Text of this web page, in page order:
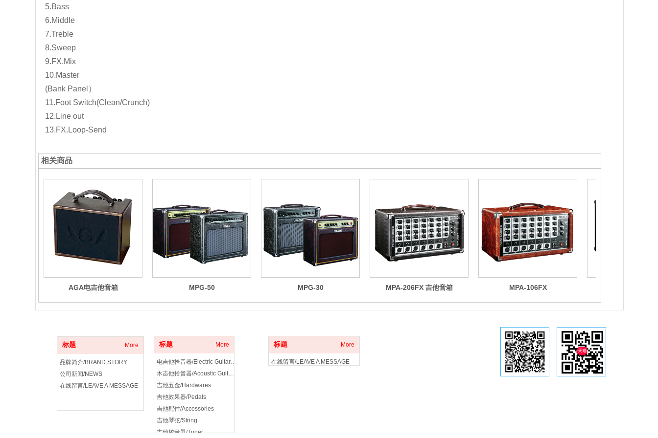
5.Bass
6.Middle
7.Treble
8.Sweep
9.FX.Mix
10.Master
(Bank Panel）
11.Foot Switch(Clean/Crunch)
12.Line out
13.FX.Loop-Send
相关商品
AGA电吉他音箱 MPG-50 MPG-30 MPA-206FX 吉他音箱 MPA-106FX
标题 More
品牌简介/BRAND STORY
公司新闻/NEWS
在线留言/LEAVE A MESSAGE
标题 More
电吉他拾音器/Electric Guitar Pickup
木吉他拾音器/Acoustic Guitar Pickup
吉他五金/Hardwares
吉他效果器/Pedals
吉他配件/Accessories
吉他琴弦/String
吉他校音器/Tuner
标题 More
在线留言/LEAVE A MESSAGE